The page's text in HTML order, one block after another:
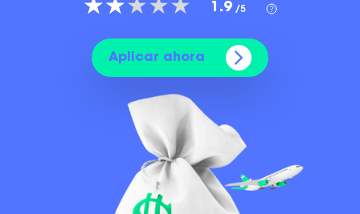
1.9 /5
Aplicar ahora